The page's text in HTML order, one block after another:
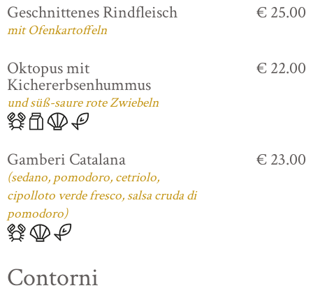
Geschnittenes Rindfleisch
mit Ofenkartoffeln
€ 25.00
Oktopus mit
Kichererbsenhummus
und süß-saure rote Zwiebeln
€ 22.00
Gamberi Catalana
(sedano, pomodoro, cetriolo,
cipolloto verde fresco, salsa cruda di
pomodoro)
€ 23.00
Contorni